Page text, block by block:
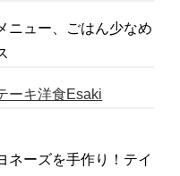
ニュー、ごはん少なめ
ーキ洋食Esaki
ネーズを手作り！テイ